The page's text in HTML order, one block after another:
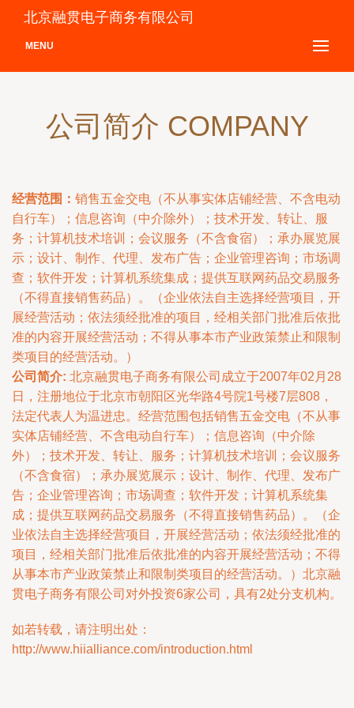
北京融贯电子商务有限公司
MENU
公司简介 COMPANY
经营范围： 销售五金交电（不从事实体店铺经营、不含电动
自行车）；信息咨询（中介除外）；技术开发、转让、服
务；计算机技术培训；会议服务（不含食宿）；承办展览展
示；设计、制作、代理、发布广告；企业管理咨询；市场调
查；软件开发；计算机系统集成；提供互联网药品交易服务
（不得直接销售药品）。（企业依法自主选择经营项目，开
展经营活动；依法须经批准的项目，经相关部门批准后依批
准的内容开展经营活动；不得从事本市产业政策禁止和限制
类项目的经营活动。）
公司简介: 北京融贯电子商务有限公司成立于2007年02月28
日，注册地位于北京市朝阳区光华路4号院1号楼7层808，
法定代表人为温进忠。经营范围包括销售五金交电（不从事
实体店铺经营、不含电动自行车）；信息咨询（中介除
外）；技术开发、转让、服务；计算机技术培训；会议服务
（不含食宿）；承办展览展示；设计、制作、代理、发布广
告；企业管理咨询；市场调查；软件开发；计算机系统集
成；提供互联网药品交易服务（不得直接销售药品）。（企
业依法自主选择经营项目，开展经营活动；依法须经批准的
项目，经相关部门批准后依批准的内容开展经营活动；不得
从事本市产业政策禁止和限制类项目的经营活动。）北京融
贯电子商务有限公司对外投资6家公司，具有2处分支机构。
如若转载，请注明出处：
http://www.hiialliance.com/introduction.html